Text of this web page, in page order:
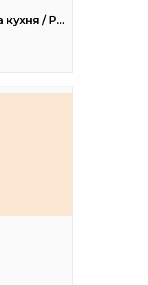
Дуже висока кухня / Pretty High Kitchen